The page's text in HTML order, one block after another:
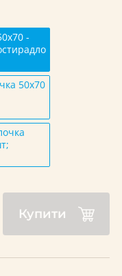
-
50х70
Купити